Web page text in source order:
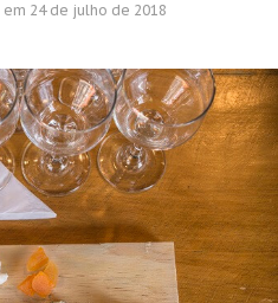
em 24 de julho de 2018